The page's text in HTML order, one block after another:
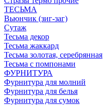
ТЕСЬМА
Вьюнчик (зиг-заг)
Сутаж
Тесьма декор
Тесьма жаккард
Тесьма золотая, серебрянная
Тесьма с помпонами
ФУРНИТУРА
Фурнитура для молний
Фурнитура для белья
Фурнитура для сумок